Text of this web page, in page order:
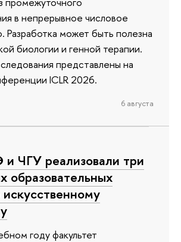
в непрерывное числовое
Разработка может быть полезна
биологии и генной терапии.
представлены на
ICLR 2026.
6 августа
реализовали три
образовательных
году факультет